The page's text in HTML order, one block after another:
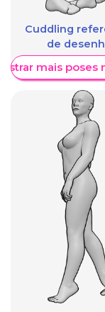
Cuddling
de
mais poses